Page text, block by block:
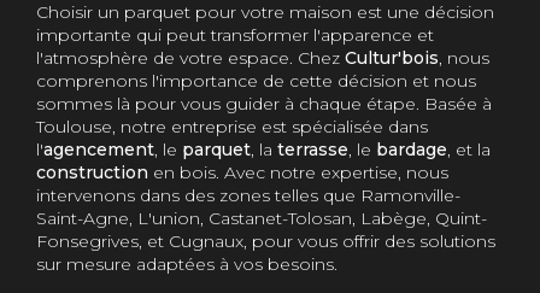
Choisir un parquet pour votre maison est une décision
importante qui peut transformer l'apparence et
l'atmosphère de votre espace. Chez Cultur'bois, nous
comprenons l'importance de cette décision et nous
sommes là pour vous guider à chaque étape. Basée à
Toulouse, notre entreprise est spécialisée dans
l'agencement, le parquet, la terrasse, le bardage, et la
construction en bois. Avec notre expertise, nous
intervenons dans des zones telles que Ramonville-
Saint-Agne, L'union, Castanet-Tolosan, Labège, Quint-
Fonsegrives, et Cugnaux, pour vous offrir des solutions
sur mesure adaptées à vos besoins.